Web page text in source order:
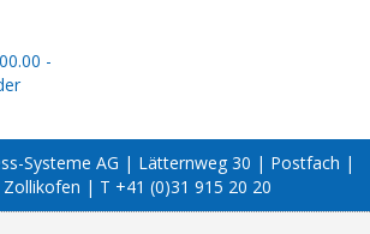
-
Systeme AG | Lätternweg 30 | Postfach |
Zollikofen | T +41 (0)31 915 20 20